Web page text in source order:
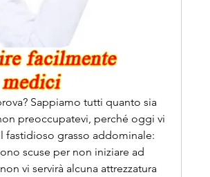
Sappiamo tutti quanto sia
preoccupatevi, perché oggi vi
grasso addominale:
scuse per non iniziare ad
vi servirà alcuna attrezzatura